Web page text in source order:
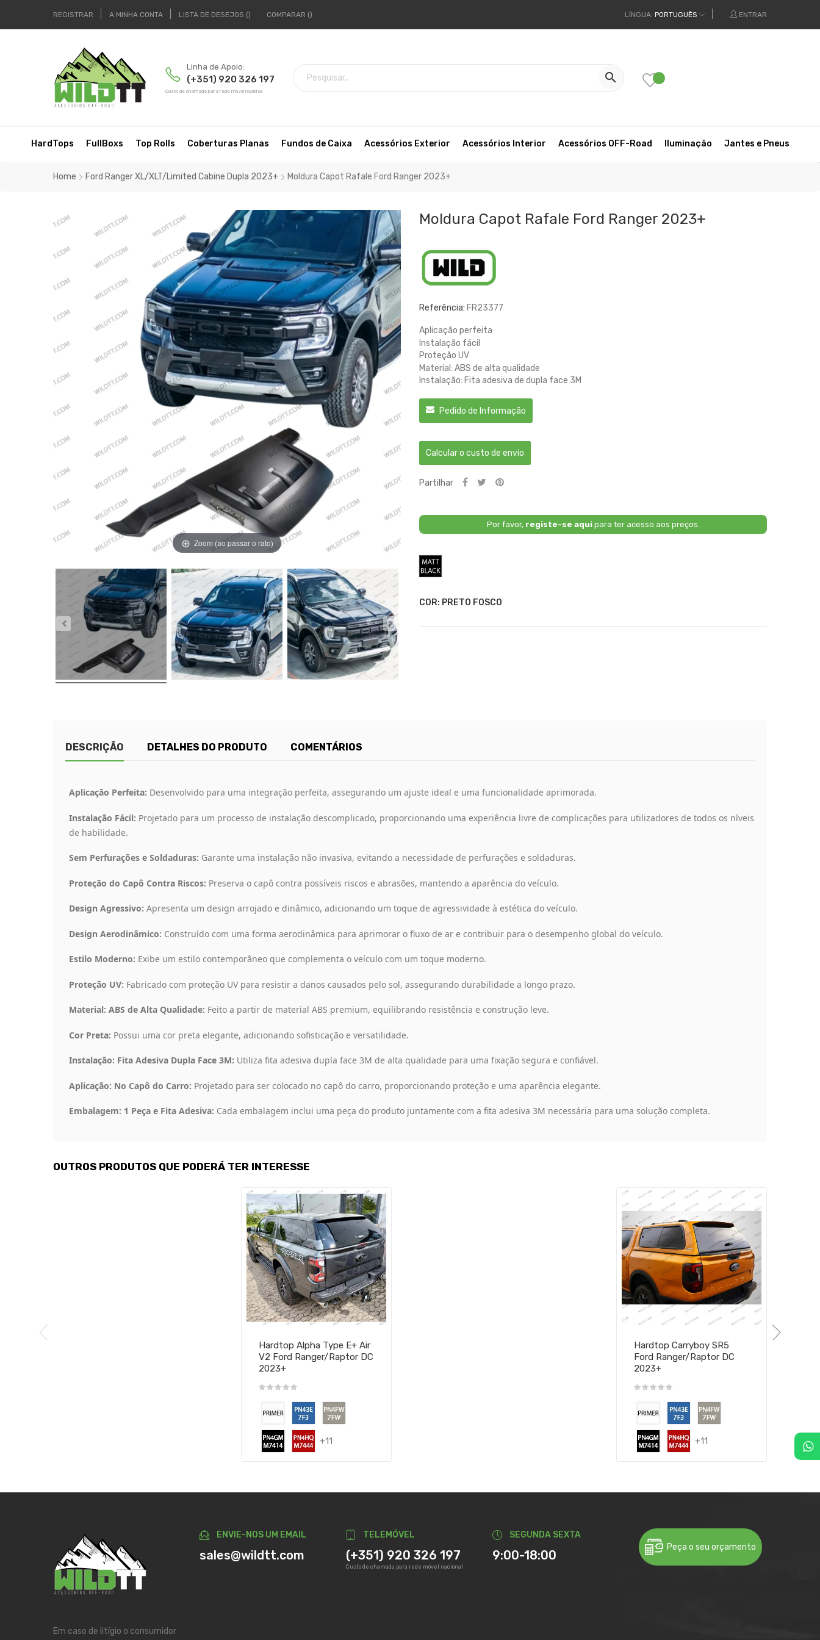
REGISTRAR A MINHA CONTA LISTA DE DESEJOS COMPARAR LÍNGUA: PORTUGUÊS ENTRAR
Linha de Apoio:
(+351) 920 326 197
Custo de chamada para rede móvel nacional

HardTops FullBoxs Top Rolls Coberturas Planas Fundos de Caixa Acessórios Exterior Acessórios Interior Acessórios OFF-Road Iluminação Jantes e Pneus
Home Ford Ranger XL/XLT/Limited Cabine Dupla 2023+ Moldura Capot Rafale Ford Ranger 2023+
Zoom (ao passar o rato)
Moldura Capot Rafale Ford Ranger 2023+
Referência: FR23377
Aplicação perfeita
Instalação fácil
Proteção UV
Material: ABS de alta qualidade
Instalação: Fita adesiva de dupla face 3M
Pedido de Informação
Calcular o custo de envio
Partilhar
Por favor, registe-se aquipara ter acesso aos preços.
COR: PRETO FOSCO
DESCRIÇÃO DETALHES DO PRODUTO COMENTÁRIOS
Aplicação Perfeita: Desenvolvido para uma integração perfeita, assegurando um ajuste ideal e uma funcionalidade aprimorada.
Instalação Fácil: Projetado para um processo de instalação descomplicado, proporcionando uma experiência livre de complicações para utilizadores de todos os níveis
de habilidade.
Sem Perfurações e Soldaduras: Garante uma instalação não invasiva, evitando a necessidade de perfurações e soldaduras.
Proteção do Capô Contra Riscos: Preserva o capô contra possíveis riscos e abrasões, mantendo a aparência do veículo.
Design Agressivo: Apresenta um design arrojado e dinâmico, adicionando um toque de agressividade à estética do veículo.
Design Aerodinâmico: Construído com uma forma aerodinâmica para aprimorar o fluxo de ar e contribuir para o desempenho global do veículo.
Estilo Moderno: Exibe um estilo contemporâneo que complementa o veículo com um toque moderno.
Proteção UV: Fabricado com proteção UV para resistir a danos causados pelo sol, assegurando durabilidade a longo prazo.
Material: ABS de Alta Qualidade: Feito a partir de material ABS premium, equilibrando resistência e construção leve.
Cor Preta: Possui uma cor preta elegante, adicionando sofisticação e versatilidade.
Instalação: Fita Adesiva Dupla Face 3M: Utiliza fita adesiva dupla face 3M de alta qualidade para uma fixação segura e confiável.
Aplicação: No Capô do Carro: Projetado para ser colocado no capô do carro, proporcionando proteção e uma aparência elegante.
Embalagem: 1 Peça e Fita Adesiva: Cada embalagem inclui uma peça do produto juntamente com a fita adesiva 3M necessária para uma solução completa.
OUTROS PRODUTOS QUE PODERÁ TER INTERESSE
Hardtop Alpha Type E+ Air
V2 Ford Ranger/Raptor DC
2023+
+11
Hardtop Carryboy SR5
Ford Ranger/Raptor DC
2023+
+11
ENVIE-NOS UM EMAIL
sales@wildtt.com
TELEMÓVEL
(+351) 920 326 197
Custo de chamada para rede móvel nacional
SEGUNDA SEXTA
9:00-18:00
Peça o seu orçamento
Em caso de litígio o consumidor